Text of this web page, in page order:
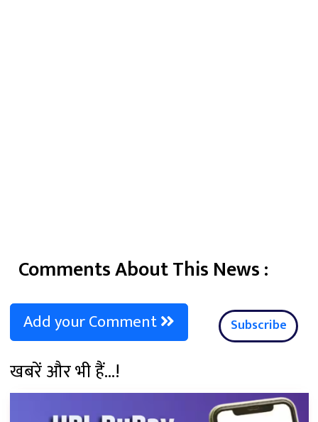
Comments About This News :
Add your Comment Subscribe
खबरें और भी हैं...!